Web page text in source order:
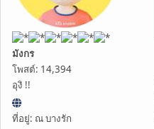
มังกร
โพสต์: 14,394
อุงิ !!
ที่อยู่: ณ บางรัก